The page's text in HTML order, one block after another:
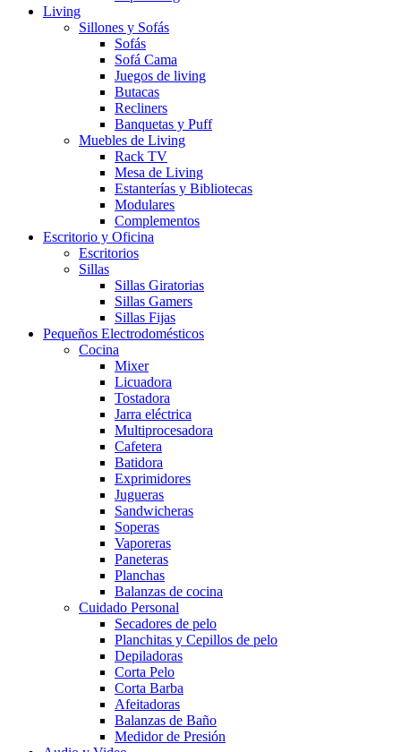
Living
Sillones y Sofás
Sofás
Sofá Cama
Juegos de living
Butacas
Recliners
Banquetas y Puff
Muebles de Living
Rack TV
Mesa de Living
Estanterías y Bibliotecas
Modulares
Complementos
Escritorio y Oficina
Escritorios
Sillas
Sillas Giratorias
Sillas Gamers
Sillas Fijas
Pequeños Electrodomésticos
Cocina
Mixer
Licuadora
Tostadora
Jarra eléctrica
Multiprocesadora
Cafetera
Batidora
Exprimidores
Jugueras
Sandwicheras
Soperas
Vaporeras
Paneteras
Planchas
Balanzas de cocina
Cuidado Personal
Secadores de pelo
Planchitas y Cepillos de pelo
Depiladoras
Corta Pelo
Corta Barba
Afeitadoras
Balanzas de Baño
Medidor de Presión